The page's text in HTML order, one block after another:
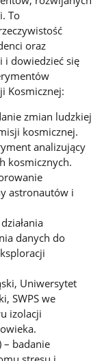
To
oraz
i dowiedzieć się
Kosmicznej:
zmian ludzkiej
kosmicznej.
analizujący
kosmicznych.
astronautów i
danych do
Uniwersytet
SWPS we
izolacji
– badanie